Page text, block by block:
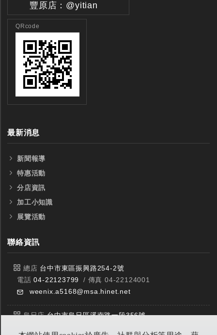
豐原店：@yitian
QRcode
最新消息
新聞報導
特惠活動
分店資訊
加工小知識
展覽活動
聯絡資訊
總店 台中市東區振興路254-2號
電話04-22123799
/ 傳真 04-22124001
weenix.a5168@msa.hinet.net
烏日店台中市烏日區溪南路一段356號